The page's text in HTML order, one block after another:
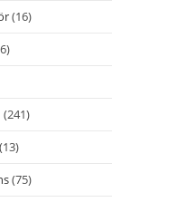
(16)
(241)
(13)
(75)